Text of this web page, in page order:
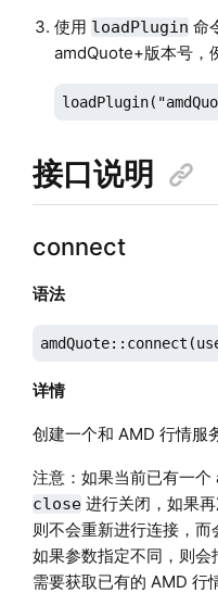
使用 loadPlugin 命
amdQuote+版本号，
接口说明
connect
语法
详情
创建一个和 AMD 行情服
注意：如果当前已有一
close进行关闭，如果再
则不会重新进行连接，而
如果参数指定不同，则
需要获取已有的 AMD 行